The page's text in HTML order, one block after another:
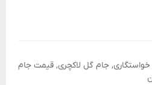
, جام گل لاکچری, قیمت جام